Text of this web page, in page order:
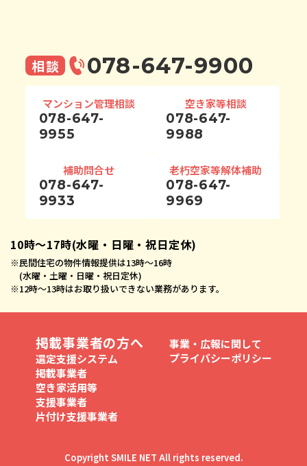
相談 078-647-9900
マンション管理相談
078-647-
9955
空き家等相談
078-647-
9988
補助問合せ
078-647-
9933
老朽空家等解体補助
078-647-
9969
10時〜17時(水曜・日曜・祝日定休)
※民間住宅の物件情報提供は13時〜16時
(水曜・土曜・日曜・祝日定休)
※12時〜13時はお取り扱いできない業務があります。
掲載事業者の方へ
選定支援システム
掲載事業者
空き家活用等
支援事業者
片付け支援事業者
事業・広報に関して
プライバシーポリシー
Copyright SMILE NET All rights reserved.